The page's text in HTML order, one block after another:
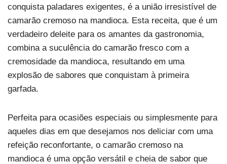
conquista paladares exigentes, é a união irresistível de
camarão cremoso na mandioca. Esta receita, que é um
verdadeiro deleite para os amantes da gastronomia,
combina a suculência do camarão fresco com a
cremosidade da mandioca, resultando em uma
explosão de sabores que conquistam à primeira
garfada.
Perfeita para ocasiões especiais ou simplesmente para
aqueles dias em que desejamos nos deliciar com uma
refeição reconfortante, o camarão cremoso na
mandioca é uma opção versátil e cheia de sabor que